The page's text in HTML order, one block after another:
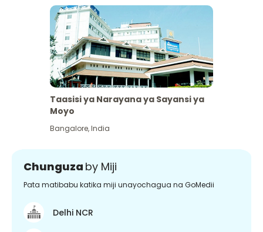
Taasisi ya Narayana ya Sayansi ya
Moyo
Bangalore,India
Chunguza by Miji
Pata matibabu katika miji unayochagua na GoMedii
Delhi NCR